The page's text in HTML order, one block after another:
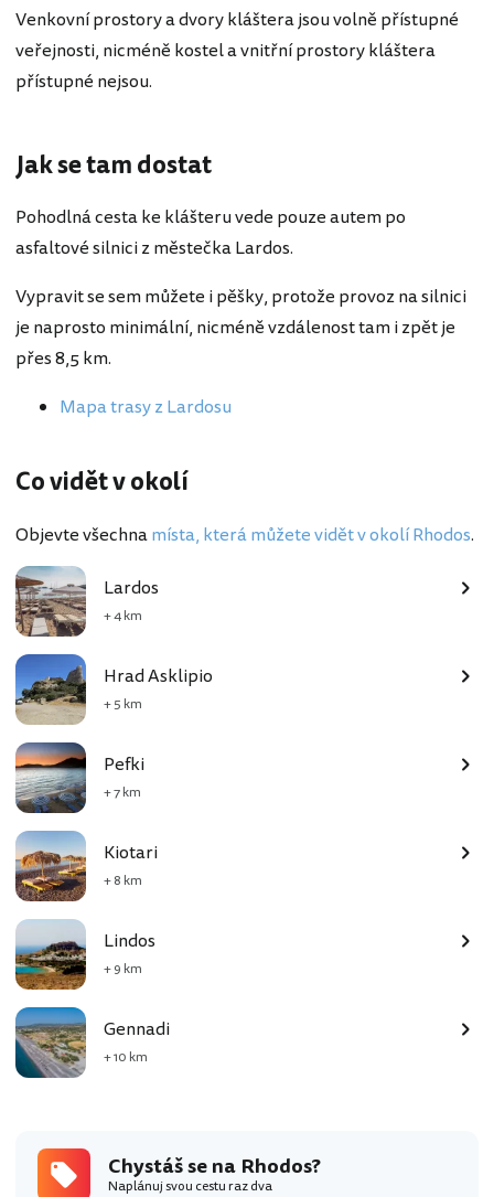
Venkovní prostory a dvory kláštera jsou volně přístupné
veřejnosti, nicméně kostel a vnitřní prostory kláštera
přístupné nejsou.
Jak se tam dostat
Pohodlná cesta ke klášteru vede pouze autem po
asfaltové silnici z městečka Lardos.
Vypravit se sem můžete i pěšky, protože provoz na silnici
je naprosto minimální, nicméně vzdálenost tam i zpět je
přes 8,5 km.
Mapa trasy z Lardosu
Co vidět v okolí
Objevte všechnamísta, která můžete vidět v okolí Rhodos.
Lardos
+ 4 km
Hrad Asklipio
+ 5 km
Pefki
+ 7 km
Kiotari
+ 8 km
Lindos
+ 9 km
Gennadi
+ 10 km
Chystáš se na Rhodos?
Naplánuj svou cestu raz dva